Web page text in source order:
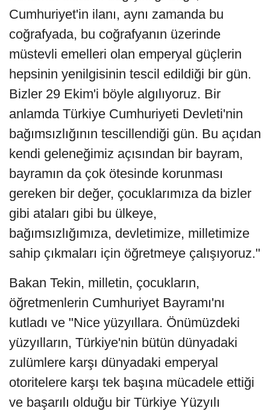
Cumhuriyet'in ilanı, aynı zamanda bu
coğrafyada, bu coğrafyanın üzerinde
müstevli emelleri olan emperyal güçlerin
hepsinin yenilgisinin tescil edildiği bir gün.
Bizler 29 Ekim'i böyle algılıyoruz. Bir
anlamda Türkiye Cumhuriyeti Devleti'nin
bağımsızlığının tescillendiği gün. Bu açıdan
kendi geleneğimiz açısından bir bayram,
bayramın da çok ötesinde korunması
gereken bir değer, çocuklarımıza da bizler
gibi ataları gibi bu ülkeye,
bağımsızlığımıza, devletimize, milletimize
sahip çıkmaları için öğretmeye çalışıyoruz."
Bakan Tekin, milletin, çocukların,
öğretmenlerin Cumhuriyet Bayramı'nı
kutladı ve "Nice yüzyıllara. Önümüzdeki
yüzyılların, Türkiye'nin bütün dünyadaki
zulümlere karşı dünyadaki emperyal
otoritelere karşı tek başına mücadele ettiği
ve başarılı olduğu bir Türkiye Yüzyılı